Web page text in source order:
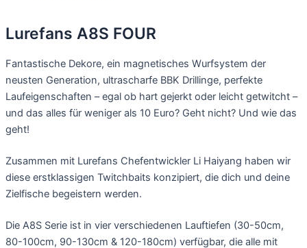
Lurefans A8S FOUR
Fantastische Dekore, ein magnetisches Wurfsystem der
neusten Generation, ultrascharfe BBK Drillinge, perfekte
Laufeigenschaften – egal ob hart gejerkt oder leicht getwitcht –
und das alles für weniger als 10 Euro? Geht nicht? Und wie das
geht!
Zusammen mit Lurefans Chefentwickler Li Haiyang haben wir
diese erstklassigen Twitchbaits konzipiert, die dich und deine
Zielfische begeistern werden.
Die A8S Serie ist in vier verschiedenen Lauftiefen (30-50cm,
80-100cm, 90-130cm & 120-180cm) verfügbar, die alle mit